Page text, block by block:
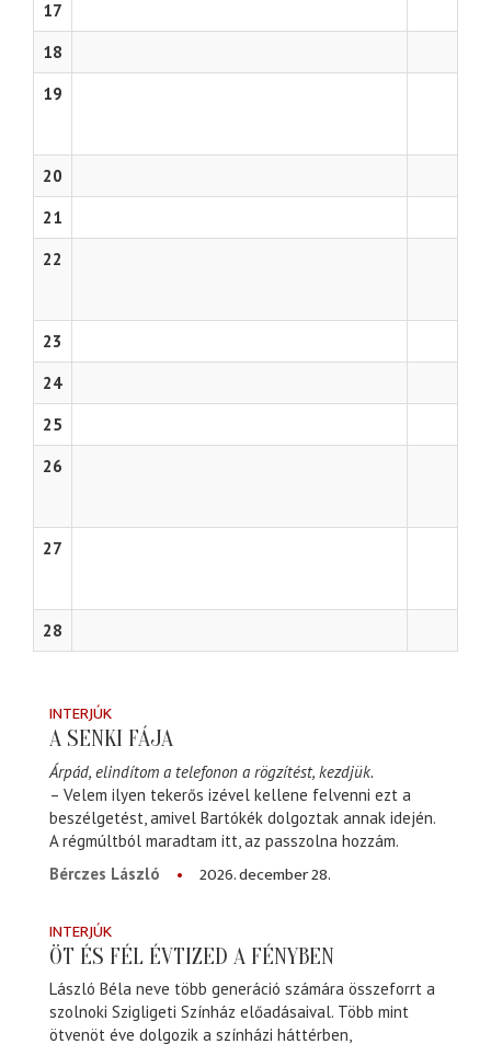
17
18
19
20
21
22
23
24
25
26
27
28
INTERJÚK
A SENKI FÁJA
Árpád, elindítom a telefonon a rögzítést, kezdjük.
– Velem ilyen tekerős izével kellene felvenni ezt a
beszélgetést, amivel Bartókék dolgoztak annak idején.
A régmúltból maradtam itt, az passzolna hozzám.
Bérczes László
2026. december 28.
INTERJÚK
ÖT ÉS FÉL ÉVTIZED A FÉNYBEN
László Béla neve több generáció számára összeforrt a
szolnoki Szigligeti Színház előadásaival. Több mint
ötvenöt éve dolgozik a színházi háttérben,